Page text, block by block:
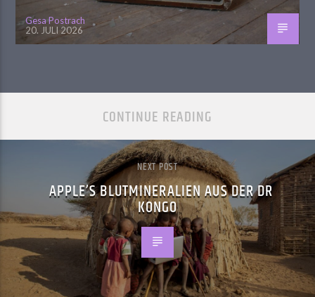
Gesa Postrach
20. JULI 2026
CONTINUE READING
NEXT POST
APPLE’S BLUTMINERALIEN AUS DER DR
KONGO